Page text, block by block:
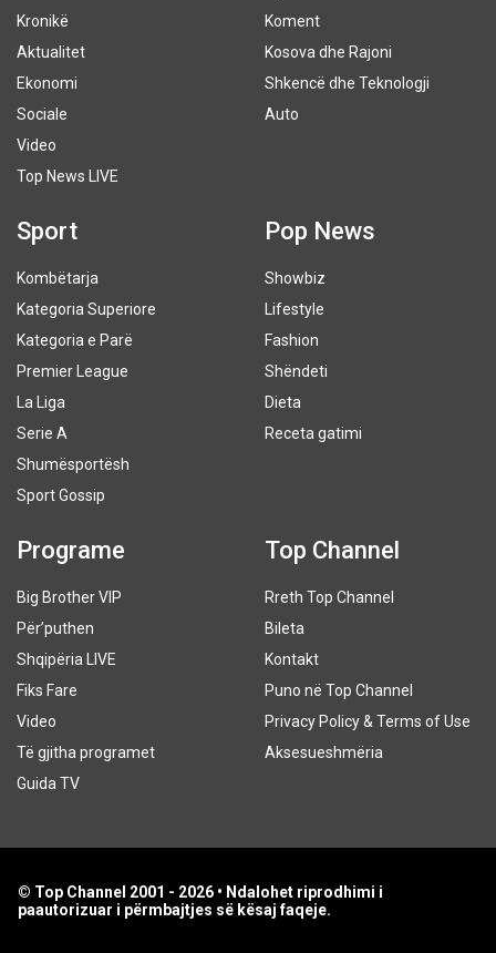
Kronikë
Aktualitet
Ekonomi
Sociale
Video
Top News LIVE
Koment
Kosova dhe Rajoni
Shkencë dhe Teknologji
Auto
Sport
Kombëtarja
Kategoria Superiore
Kategoria e Parë
Premier League
La Liga
Serie A
Shumësportësh
Sport Gossip
Pop News
Showbiz
Lifestyle
Fashion
Shëndeti
Dieta
Receta gatimi
Programe
Big Brother VIP
Për’puthen
Shqipëria LIVE
Fiks Fare
Video
Të gjitha programet
Guida TV
Top Channel
Rreth Top Channel
Bileta
Kontakt
Puno në Top Channel
Privacy Policy & Terms of Use
Aksesueshmëria
© Top Channel 2001 - 2026 • Ndalohet riprodhimi i
paautorizuar i përmbajtjes së kësaj faqeje.